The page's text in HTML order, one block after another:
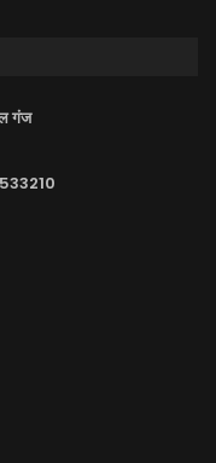
गंज